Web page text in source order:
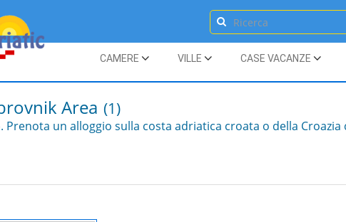
CAMERE VILLE CASE VACANZE
Area (1)
un alloggio sulla costa adriatica croata o della